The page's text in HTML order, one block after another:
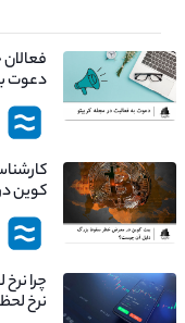
دعوت
کوین
چیست؟
چرا
نرخ